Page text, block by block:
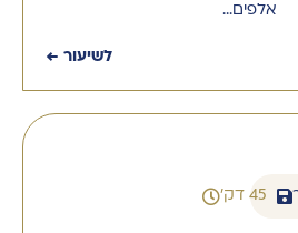
אלפים…
לשיעור ←
45 דק'